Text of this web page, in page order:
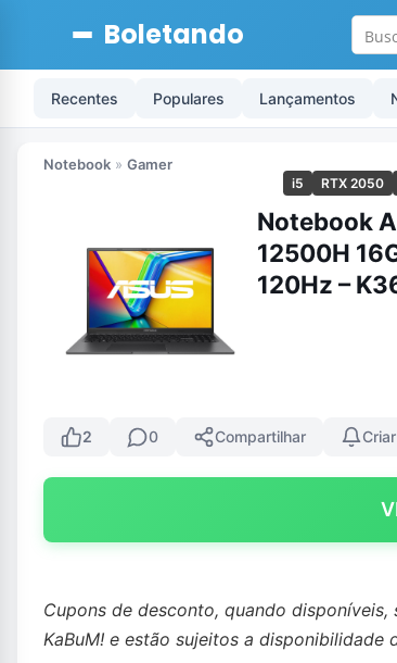
Boletando
Recentes Populares Lançamentos
Notebook » Gamer
i5 RTX 2050
Notebook
12500H
120Hz –
2 0 Compartilhar
Cupons de desconto, quando
KaBuM! e estão sujeitos a disponibilidade